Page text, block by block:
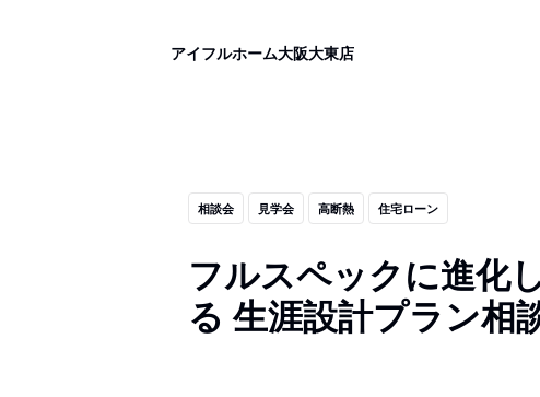
アイフルホーム大阪大東店
相談会 見学会 高断熱 住宅ローン
フルスペックに進化
る 生涯設計プラン相